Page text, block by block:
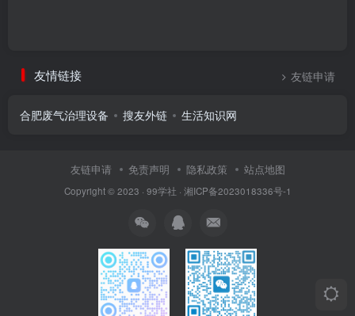
友情链接 友链申请
合肥废气治理设备 搜友外链 生活知识网
友链申请 免责声明 隐私政策 站点地图
Copyright © 2023 · 99学社 · 湘ICP备2023018336号-1